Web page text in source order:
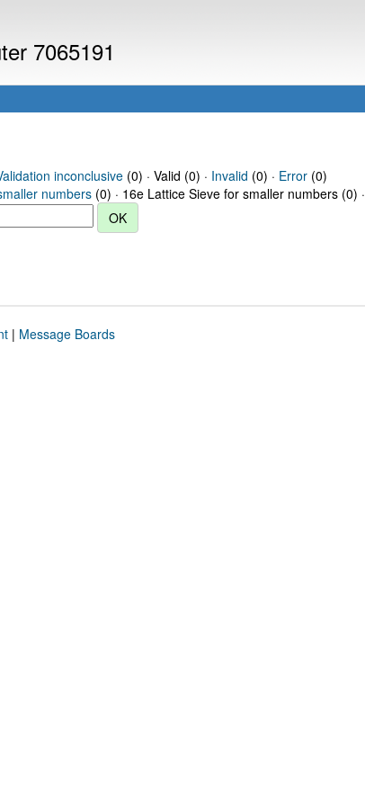
7065191
inconclusive(0) · Valid (0) · Invalid (0) · Error(0)
numbers (0) · 16e Lattice Sieve for smaller numbers (0) ·
| Message Boards